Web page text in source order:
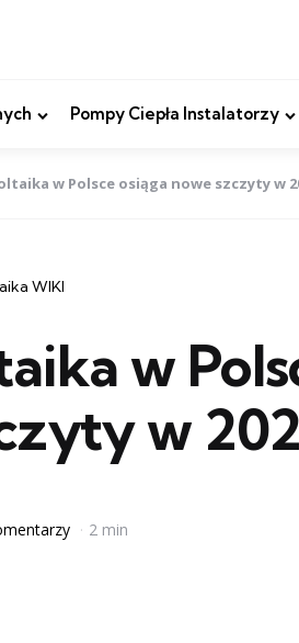
Pompy Ciepła Instalatorzy
w Polsce osiąga nowe szczyty w
WIKI
w
w
2 min